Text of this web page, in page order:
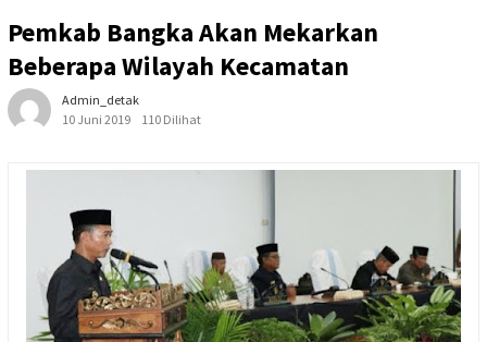
Pemkab Bangka Akan Mekarkan
Beberapa Wilayah Kecamatan
Admin_detak
10 Juni 2019
110 Dilihat